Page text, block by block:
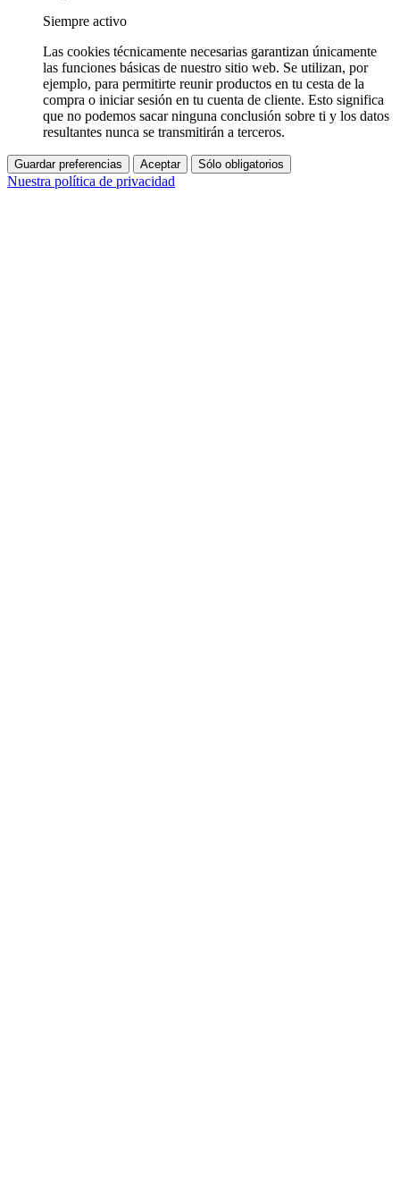
Siempre activo
Las cookies técnicamente necesarias garantizan únicamente
las funciones básicas de nuestro sitio web. Se utilizan, por
ejemplo, para permitirte reunir productos en tu cesta de la
compra o iniciar sesión en tu cuenta de cliente. Esto significa
que no podemos sacar ninguna conclusión sobre ti y los datos
resultantes nunca se transmitirán a terceros.
Guardar preferencias Aceptar Sólo obligatorios
Nuestra política de privacidad